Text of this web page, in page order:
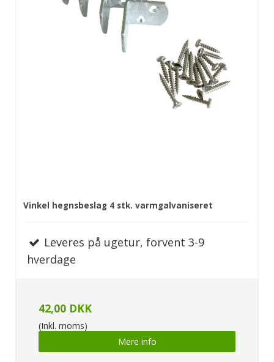
Vinkel hegnsbeslag 4 stk. varmgalvaniseret
Leveres på ugetur, forvent 3-9
hverdage
42,00 DKK
(Inkl. moms)
Mere info